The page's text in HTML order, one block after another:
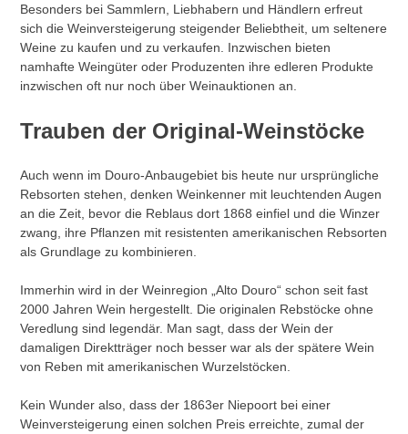
Besonders bei Sammlern, Liebhabern und Händlern erfreut
sich die Weinversteigerung steigender Beliebtheit, um seltenere
Weine zu kaufen und zu verkaufen. Inzwischen bieten
namhafte Weingüter oder Produzenten ihre edleren Produkte
inzwischen oft nur noch über Weinauktionen an.
Trauben der Original-Weinstöcke
Auch wenn im Douro-Anbaugebiet bis heute nur ursprüngliche
Rebsorten stehen, denken Weinkenner mit leuchtenden Augen
an die Zeit, bevor die Reblaus dort 1868 einfiel und die Winzer
zwang, ihre Pflanzen mit resistenten amerikanischen Rebsorten
als Grundlage zu kombinieren.
Immerhin wird in der Weinregion „Alto Douro“ schon seit fast
2000 Jahren Wein hergestellt. Die originalen Rebstöcke ohne
Veredlung sind legendär. Man sagt, dass der Wein der
damaligen Direktträger noch besser war als der spätere Wein
von Reben mit amerikanischen Wurzelstöcken.
Kein Wunder also, dass der 1863er Niepoort bei einer
Weinversteigerung einen solchen Preis erreichte, zumal der